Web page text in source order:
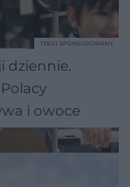
dziennie.
i owoce
TEKST SPONSOROWANY